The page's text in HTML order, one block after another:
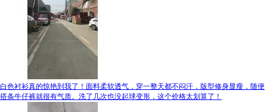
白色衬衫真的惊艳到我了！面料柔软透气，穿一整天都不闷汗，版型修身显瘦，随便
搭条牛仔裤就很有气质。洗了几次也没起球变形，这个价格太划算了！